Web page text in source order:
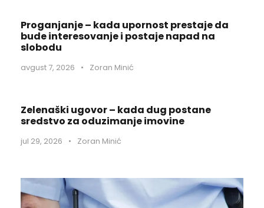
Proganjanje – kada upornost prestaje da
bude interesovanje i postaje napad na
slobodu
avgust 7, 2026 • Zoran Minić
Zelenaški ugovor – kada dug postane
sredstvo za oduzimanje imovine
jul 29, 2026 • Zoran Minić